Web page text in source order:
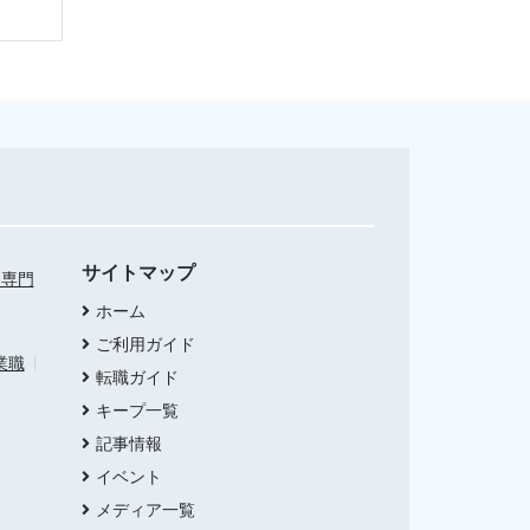
門
職
サイトマップ
ホーム
ご利用ガイド
転職ガイド
キープ一覧
記事情報
イベント
メディア一覧